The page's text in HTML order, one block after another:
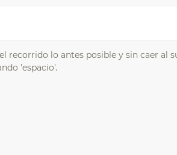
lo antes posible y sin caer al
'espacio'.